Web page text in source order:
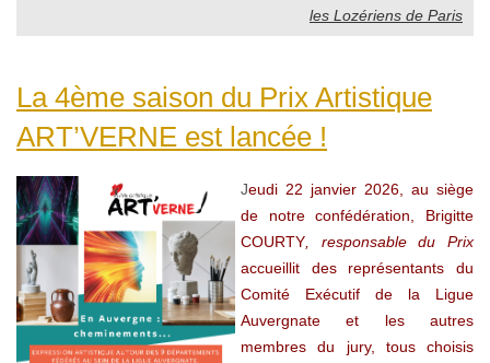
les Lozériens de Paris
La 4ème saison du Prix Artistique
ART’VERNE est lancée !
Jeudi 22 janvier 2026, au siège
de notre confédération, Brigitte
COURTY, responsable du Prix
accueillit des représentants du
Comité Exécutif de la Ligue
Auvergnate et les autres
membres du jury, tous choisis